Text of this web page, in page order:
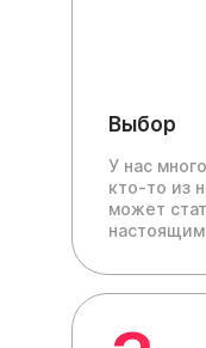
Выбор
У нас
кто-то из
может